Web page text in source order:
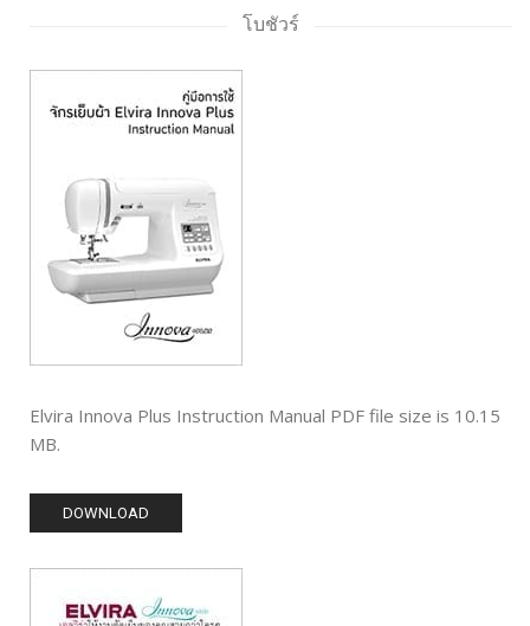
โบชัวร์
Elvira Innova Plus Instruction Manual PDF file size is 10.15
MB.
DOWNLOAD